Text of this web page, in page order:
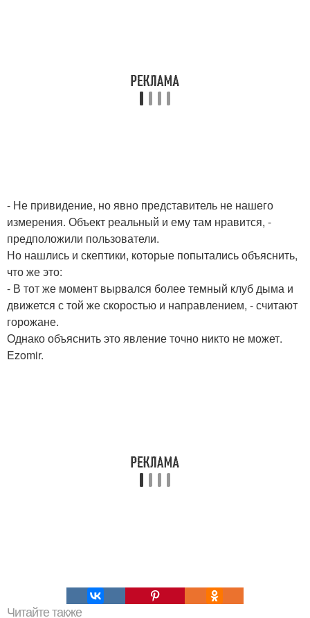
- Не привидение, но явно представитель не нашего
измерения. Объект реальный и ему там нравится, -
предположили пользователи.
Но нашлись и скептики, которые попытались объяснить,
что же это:
- В тот же момент вырвался более темный клуб дыма и
движется с той же скоростью и направлением, - считают
горожане.
Однако объяснить это явление точно никто не может.
Ezomir.
Читайте также